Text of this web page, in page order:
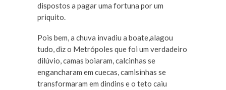
dispostos a pagar uma fortuna por um
priquito.
Pois bem, a chuva invadiu a boate,alagou
tudo, diz o Metrópoles que foi um verdadeiro
dilúvio, camas boiaram, calcinhas se
engancharam em cuecas, camisinhas se
transformaram em dindins e o teto caiu